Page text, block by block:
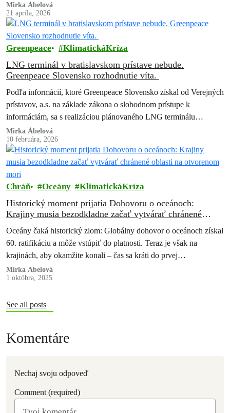
Mirka Ábelová
21 apríla, 2026
Greenpeace KlimatickáKríza
LNG terminál v bratislavskom prístave nebude.
Greenpeace Slovensko rozhodnutie víta.
Podľa informácií, ktoré Greenpeace Slovensko získal od Verejných
prístavov, a.s. na základe zákona o slobodnom prístupe k
informáciám, sa s realizáciou plánovaného LNG terminálu
nepočíta. Greenpeace Slovensko, ktorý proti projektu…
Mirka Ábelová
10 februára, 2026
Chráň Oceány KlimatickáKríza
Historický moment prijatia Dohovoru o oceánoch:
Krajiny musia bezodkladne začať vytvárať chránené
Oceány čaká historický zlom: Globálny dohovor o oceánoch získal
60. ratifikáciu a môže vstúpiť do platnosti. Teraz je však na
krajinách, aby okamžite konali – čas sa kráti do prvej…
Mirka Ábelová
1 októbra, 2025
See all posts
Komentáre
Nechaj svoju odpoveď
Comment (required)